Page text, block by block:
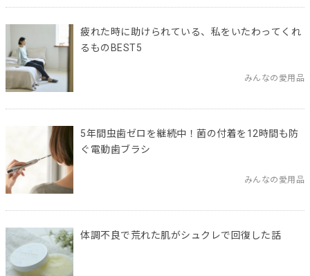
疲れた時に助けられている、私をいたわってくれ
るものBEST5
みんなの愛用品
5年間虫歯ゼロを継続中！菌の付着を12時間も防
ぐ電動歯ブラシ
みんなの愛用品
体調不良で荒れた肌がシュクレで回復した話